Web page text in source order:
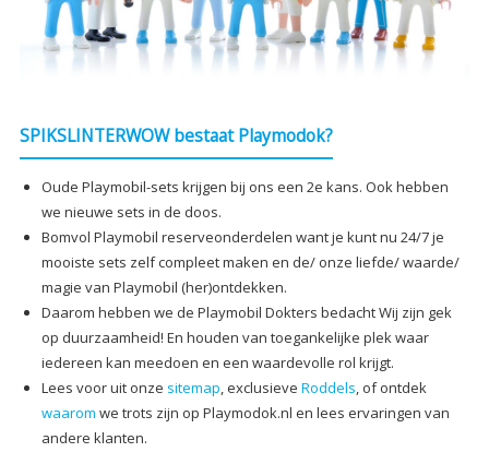
SPIKSLINTERWOW bestaat Playmodok?
Oude Playmobil-sets krijgen bij ons een 2e kans. Ook hebben
we nieuwe sets in de doos.
Bomvol Playmobil reserveonderdelen want je kunt nu 24/7 je
mooiste sets zelf compleet maken en de/ onze liefde/ waarde/
magie van Playmobil (her)ontdekken.
Daarom hebben we de Playmobil Dokters bedacht Wij zijn gek
op duurzaamheid! En houden van toegankelijke plek waar
iedereen kan meedoen en een waardevolle rol krijgt.
Lees voor uit onze sitemap, exclusieve Roddels, of ontdek
waarom we trots zijn op Playmodok.nl en lees ervaringen van
andere klanten.